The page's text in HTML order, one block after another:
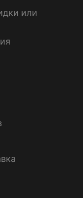
или